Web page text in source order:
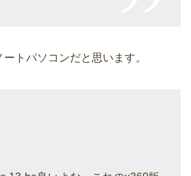
トパソコンだと思います。